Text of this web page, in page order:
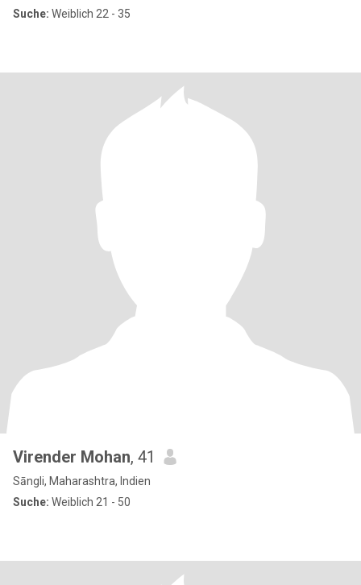
Suche: Weiblich 22 - 35
Virender Mohan, 41
Sāngli, Maharashtra, Indien
Suche: Weiblich 21 - 50